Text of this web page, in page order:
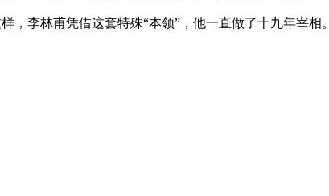
李林甫凭借这套特殊“本领”，他一直做了十九年宰相。